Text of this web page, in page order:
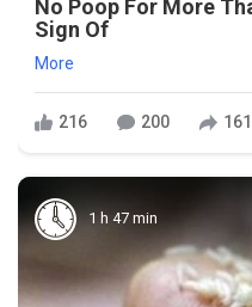
No Poop For More
Sign Of
More
216 200 161
1 h 47 min